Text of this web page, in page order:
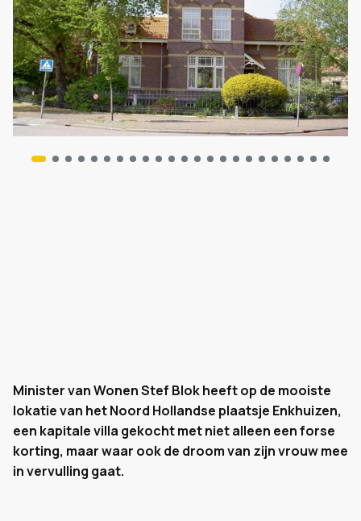
Minister van Wonen Stef Blok heeft op de mooiste
lokatie van het Noord Hollandse plaatsje Enkhuizen,
een kapitale villa gekocht met niet alleen een forse
korting, maar waar ook de droom van zijn vrouw mee
in vervulling gaat.